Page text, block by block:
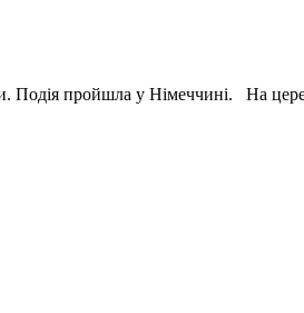
Подія пройшла у Німеччині. На